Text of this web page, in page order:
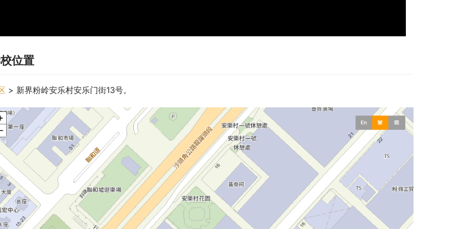
位置
> 新界粉岭安乐村安乐门街13号。